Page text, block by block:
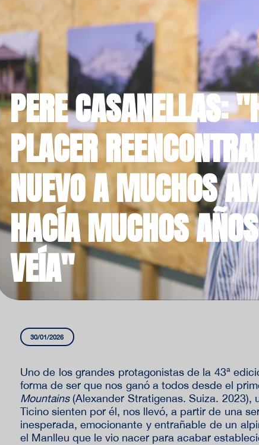
PERE CASANELLAS:
PLACER
NUEVO A MUCHOS
HACÍA MUCHOS
VEÍA"
30/01/2026
Uno de los grandes protagonistas de la 43ª
forma de ser que nos ganó a todos desde el
Mountains(Alexander Stratigenas. Suiza. 2023),
Ticino sienten por él, nos llevó, a partir de una
inesperada, emocionante y entrañable de un
el Manlleu que le vio nacer para acabar